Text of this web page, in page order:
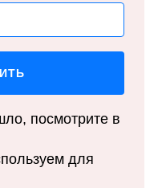
посмотрите в
для